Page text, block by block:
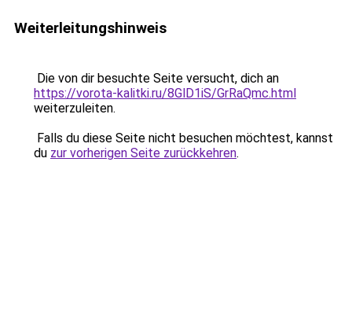
Weiterleitungshinweis
Die von dir besuchte Seite versucht, dich an
https://vorota-kalitki.ru/8GlD1iS/GrRaQmc.html
weiterzuleiten.
Falls du diese Seite nicht besuchen möchtest, kannst
du zur vorherigen Seite zurückkehren.